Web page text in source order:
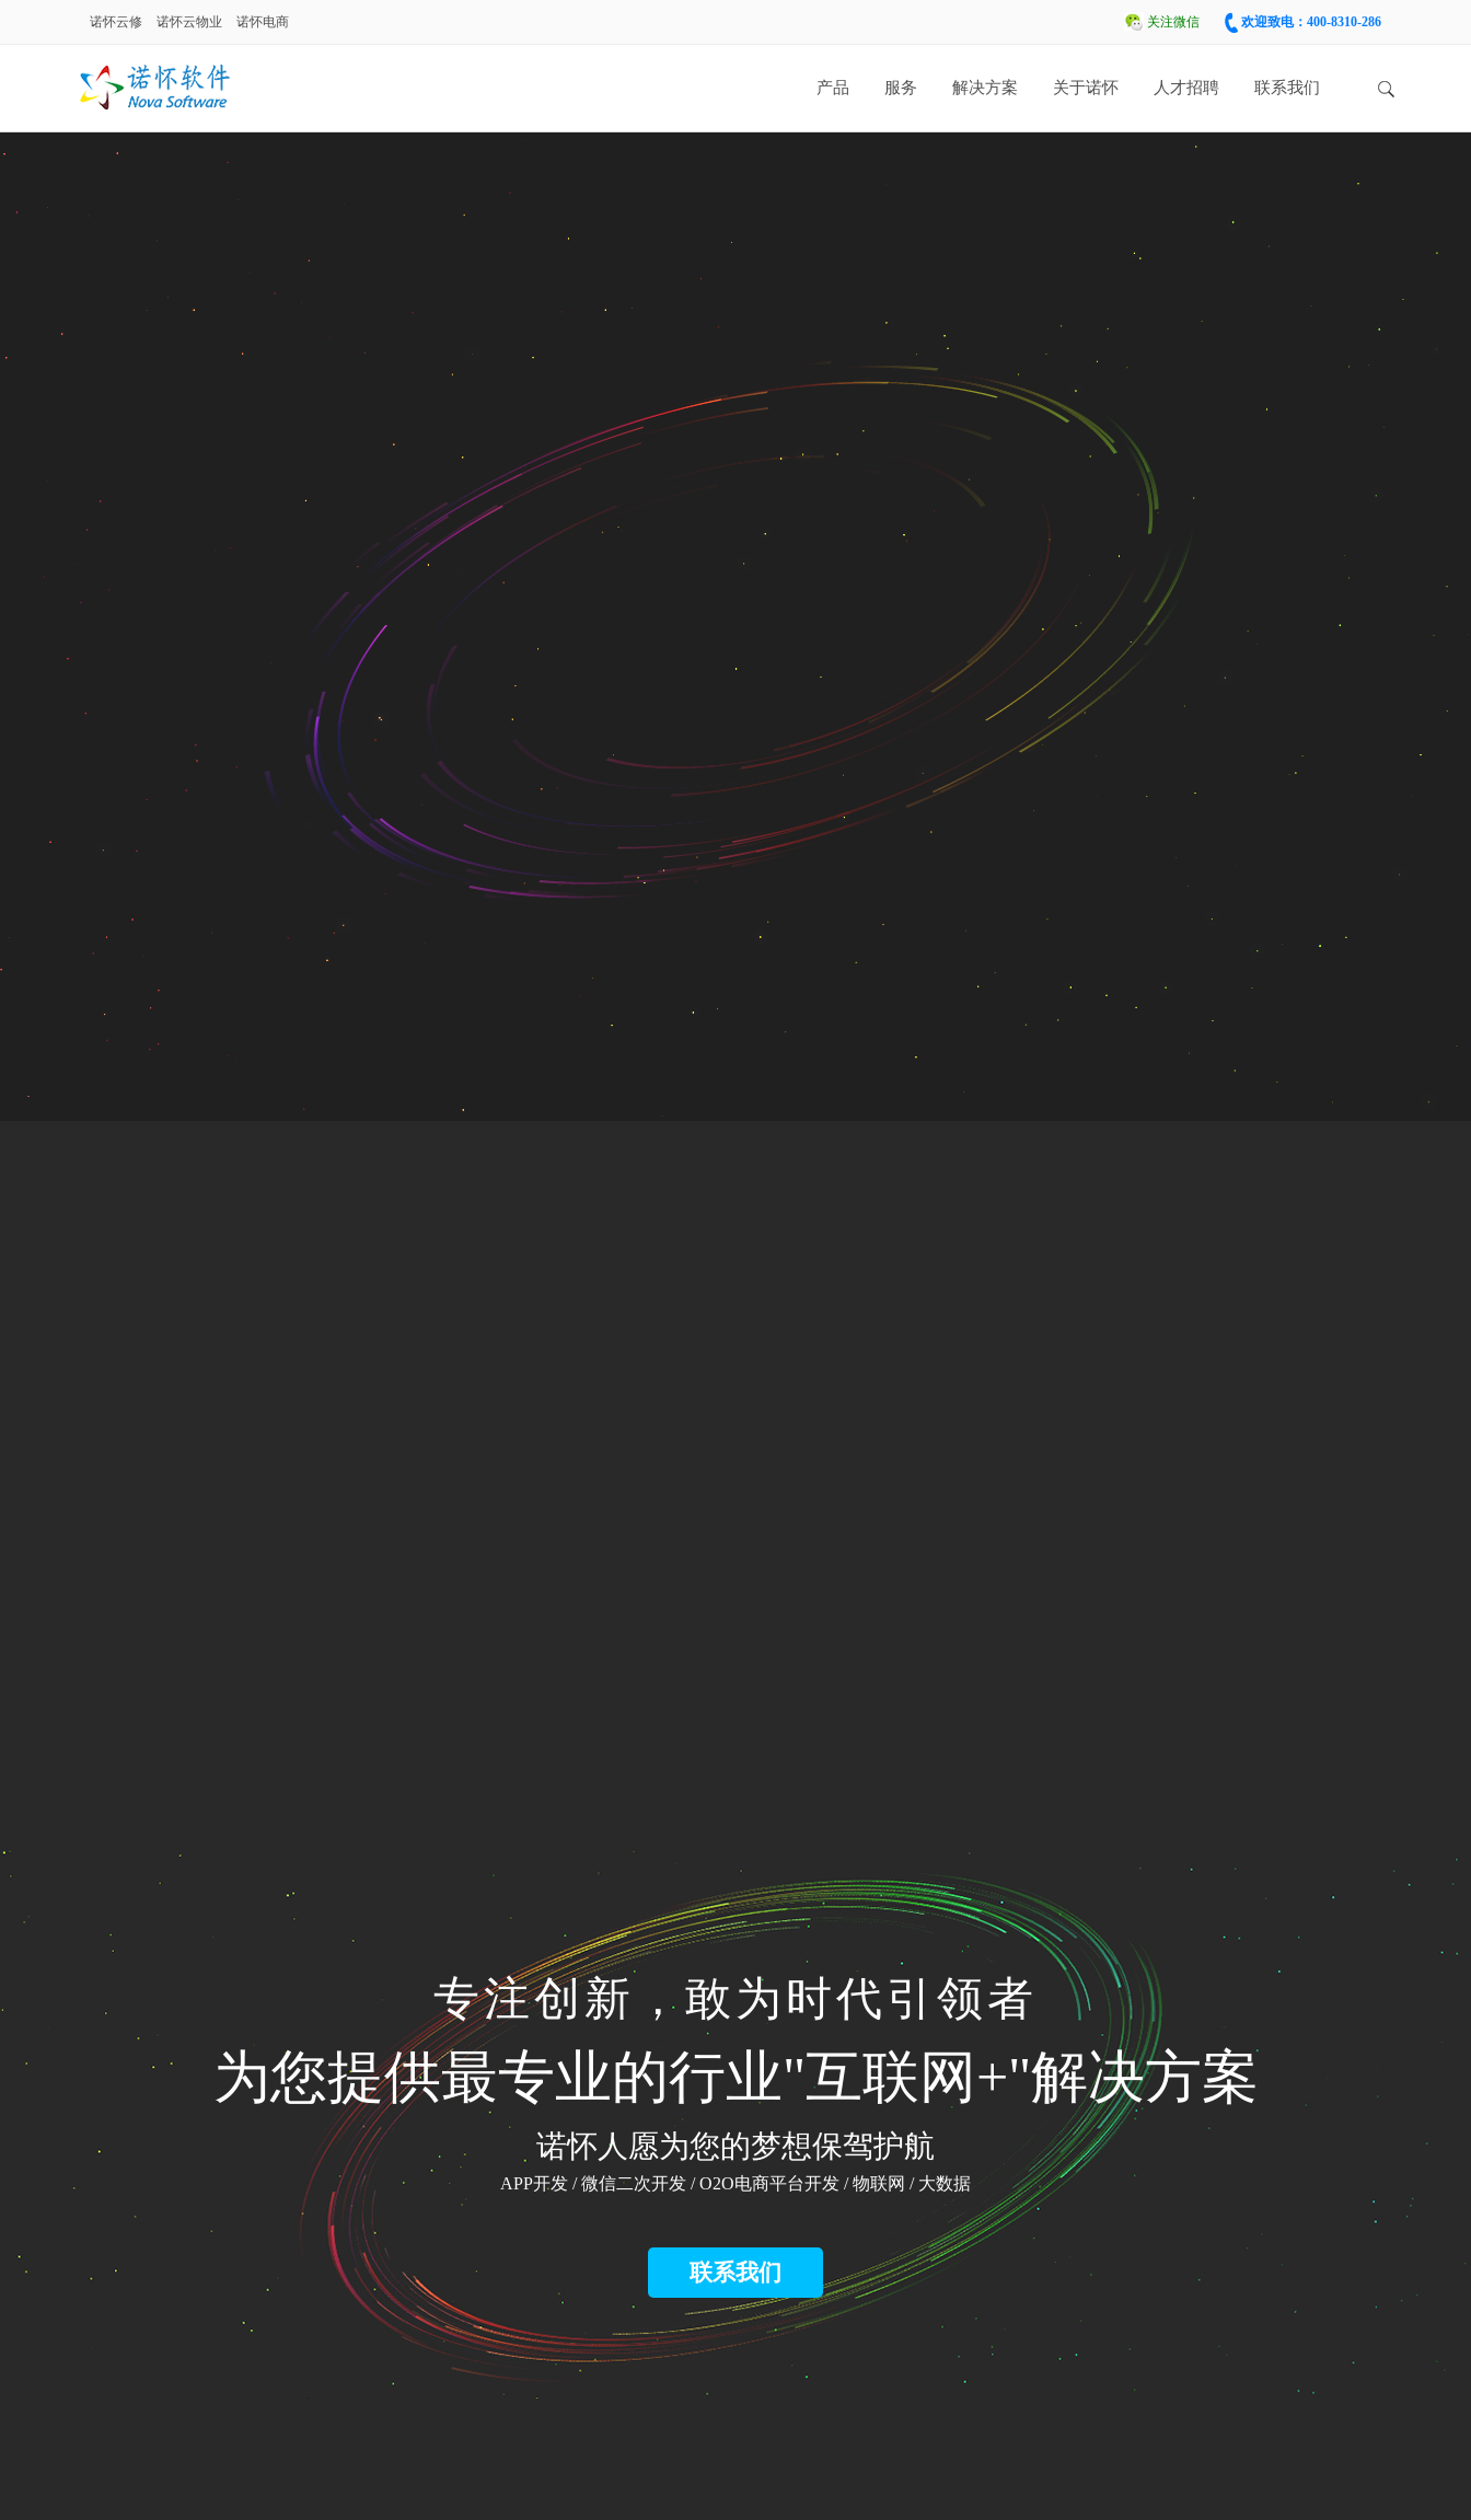
诺怀云修 诺怀云物业 诺怀电商 关注微信 欢迎致电：400-8310-286
产品 服务 解决方案 关于诺怀 人才招聘 联系我们
面向汽车修理厂、修理厂连锁店、4S店售后维修服务部
门，涉及售后维修、配件进销存、客户关系及财务账款
集物业管理、合同管理、仓库管理、OA系统为一体，
引入云平台、在线支付等先进技术手段，致力于将客户
打造为新型物业公司
微信会员系统
基于微信公众号的O2O系统，具备“会员管理、会员积
分、积分消费、商品销售、微信支付”等 功能的会员系
系统集成了CMS管理模块、短信系统、邮件系统、站内
信系统、微信子系统、在线预约子系统，系统在线学习
专注创新，敢为时代引领者
为您提供最专业的行业"互联网+"解决方案
诺怀人愿为您的梦想保驾护航
APP开发 / 微信二次开发 / O2O电商平台开发 / 物联网 / 大数据
联系我们